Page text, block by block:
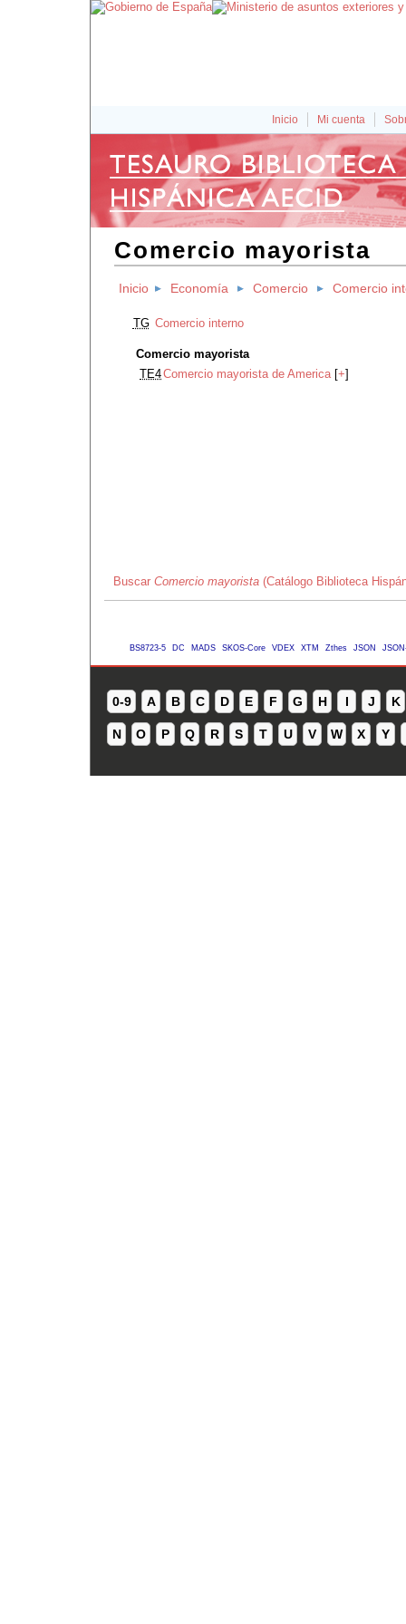
Inicio Mi cuenta
Comercio mayorista
Inicio Economía Comercio Comercio
TG Comercio interno
Comercio mayorista
TE4Comercio mayorista de America [+]
Buscar Comercio mayorista (Catálogo Biblioteca
BS8723-5 DC MADS SKOS-Core VDEX XTM Zthes JSON
0-9 A B C D E F G H I J K
N O P Q R S T U V W X Y